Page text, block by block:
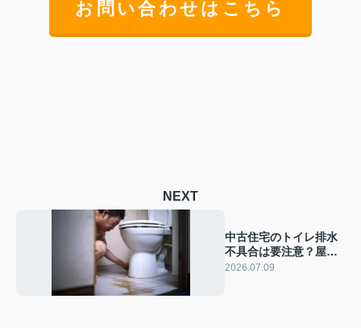
お問い合わせはこちら
NEXT
中古住宅のトイレ排水
不具合は要注意？屋内
の排水経路チェックで
2026.07.09